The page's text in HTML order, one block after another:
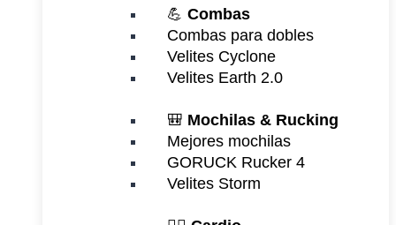
💪 Combas
Combas para dobles
Velites Cyclone
Velites Earth 2.0
🎒 Mochilas & Rucking
Mejores mochilas
GORUCK Rucker 4
Velites Storm